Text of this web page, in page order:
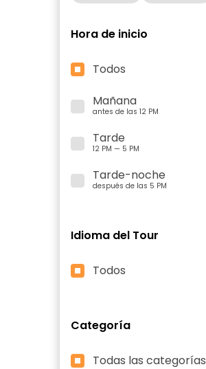
Hora de inicio
Todos
Mañana
antes de las 12 PM
Tarde
12 PM — 5 PM
Tarde-noche
después de las 5 PM
Idioma del Tour
Todos
Categoría
Todas las categorías